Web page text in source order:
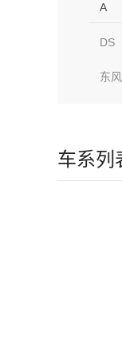
A
DS
东
车系列